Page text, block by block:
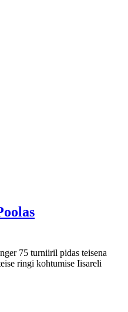
75 turniiril pidas teisena
ringi kohtumise Iisareli